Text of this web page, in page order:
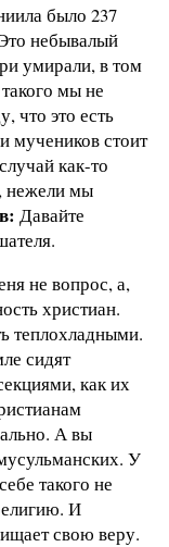
было 237
небывалый
умирали, в том
мы не
что это есть
мучеников стоит
как-то
нежели мы
Давайте
не вопрос, а,
христиан.
теплохладными.
сидят
как их
А вы
У
такого не
И
свою веру.